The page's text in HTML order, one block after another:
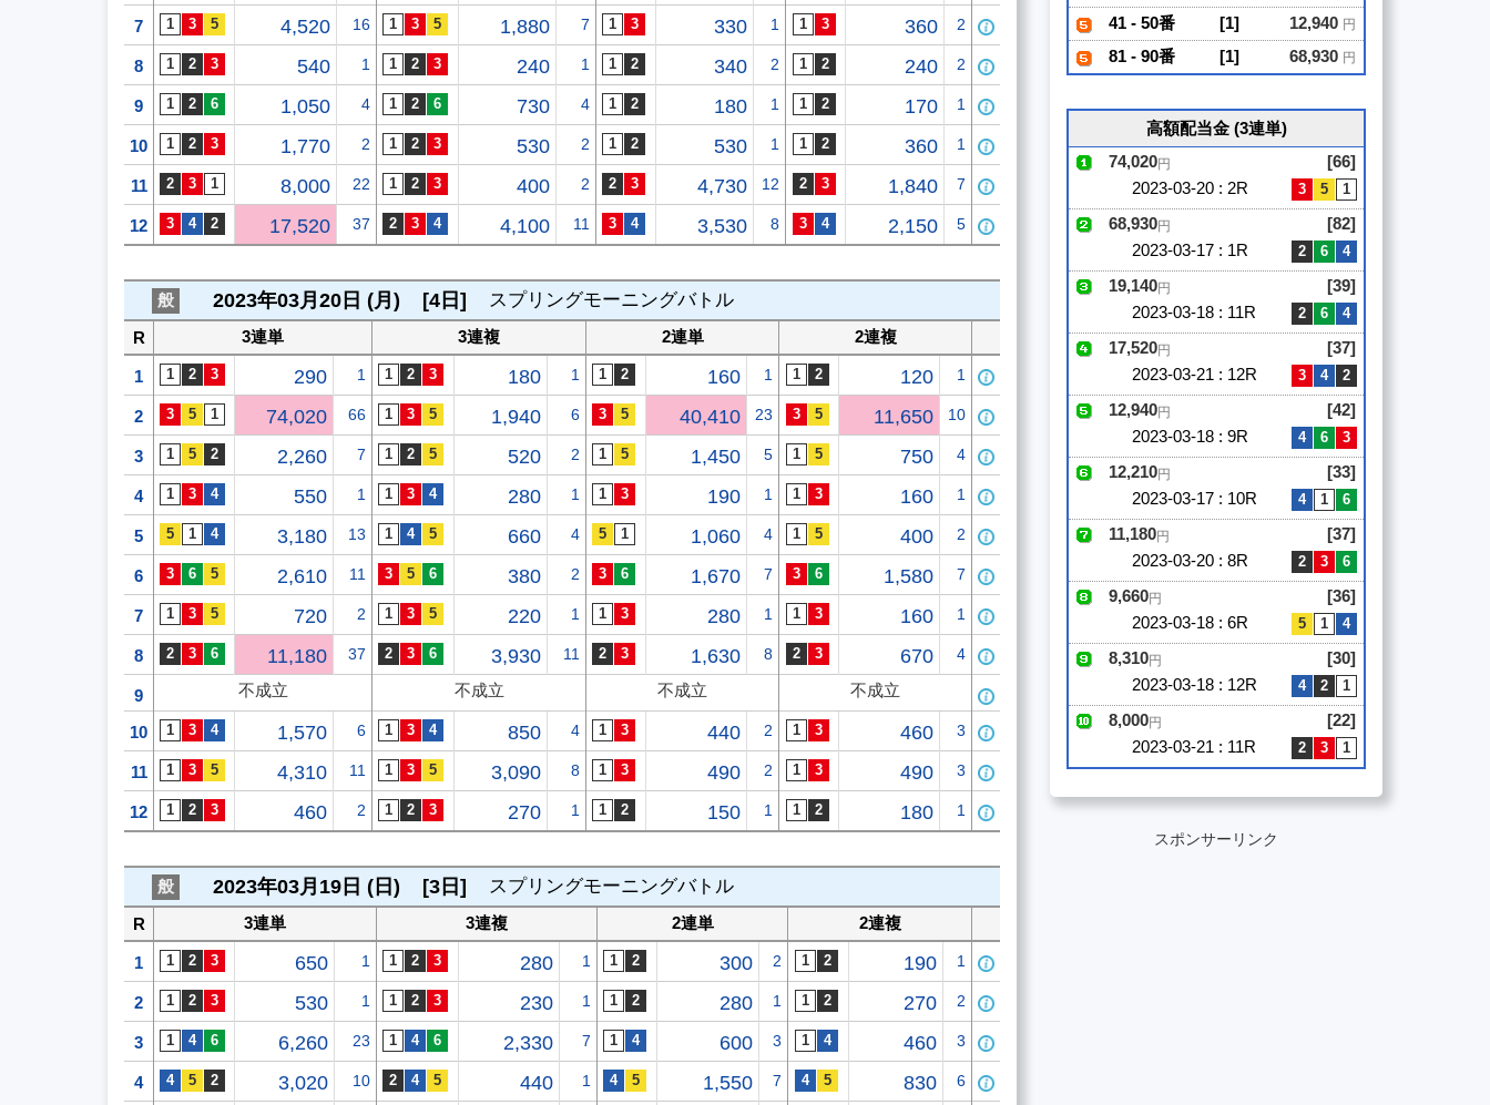
7 4,520 16 1,880 7 330 1 360 2
8 540 1 240 1 340 2 240 2
9 1,050 4 730 4 180 1 170 1
10 1,770 2 530 2 530 1 360 1
11 8,000 22 400 2 4,730 12 1,840 7
12 17,520 37 4,100 11 3,530 8 2,150 5
般 2023年03月20日 (月) [4日] スプリングモーニングバトル
R 3連単 3連複 2連単 2連複
1 290 1 180 1 160 1 120 1
2 74,020 66 1,940 6 40,410 23 11,650 10
3 2,260 7 520 2 1,450 5 750 4
4 550 1 280 1 190 1 160 1
5 3,180 13 660 4 1,060 4 400 2
6 2,610 11 380 2 1,670 7 1,580 7
7 720 2 220 1 280 1 160 1
8 11,180 37 3,930 11 1,630 8 670 4
9 不成立 不成立 不成立 不成立
10 1,570 6 850 4 440 2 460 3
11 4,310 11 3,090 8 490 2 490 3
12 460 2 270 1 150 1 180 1
般 2023年03月19日 (日) [3日] スプリングモーニングバトル
R 3連単 3連複 2連単 2連複
1 650 1 280 1 300 2 190 1
2 530 1 230 1 280 1 270 2
3 6,260 23 2,330 7 600 3 460 3
4 3,020 10 440 1 1,550 7 830 6
41 - 50番 [1] 12,940 円
81 - 90番 [1] 68,930 円
高額配当金 (3連単)
74,020円
[66]
2023-03-20 : 2R
68,930円
[82]
2023-03-17 : 1R
19,140円
[39]
2023-03-18 : 11R
17,520円
[37]
2023-03-21 : 12R
12,940円
[42]
2023-03-18 : 9R
12,210円
[33]
2023-03-17 : 10R
11,180円
[37]
2023-03-20 : 8R
9,660円
[36]
2023-03-18 : 6R
8,310円
[30]
2023-03-18 : 12R
8,000円
[22]
2023-03-21 : 11R
スポンサーリンク